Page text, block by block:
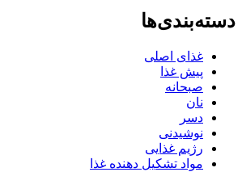
غذای اصلی
پیش غذا
صبحانه
نوشیدنی
رژیم غذایی
مواد تشکیل دهنده غذا